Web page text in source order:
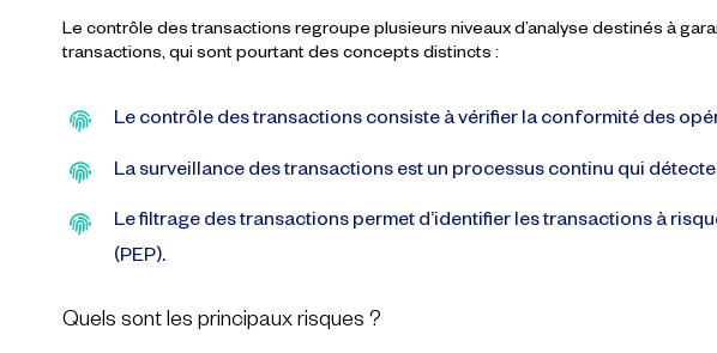
Le contrôle des transactions regroupe plusieurs niveaux d’analyse destinés à
transactions, qui sont pourtant des concepts distincts :
Le contrôle des transactions consiste à vérifier la conformité des
La surveillance des transactions est un processus continu qui
Le filtrage des transactions permet d’identifier les transactions à
(PEP).
Quels sont les principaux risques ?